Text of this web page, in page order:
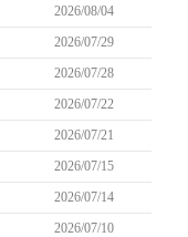
2026/08/04
2026/07/29
2026/07/28
2026/07/22
2026/07/21
2026/07/15
2026/07/14
2026/07/10